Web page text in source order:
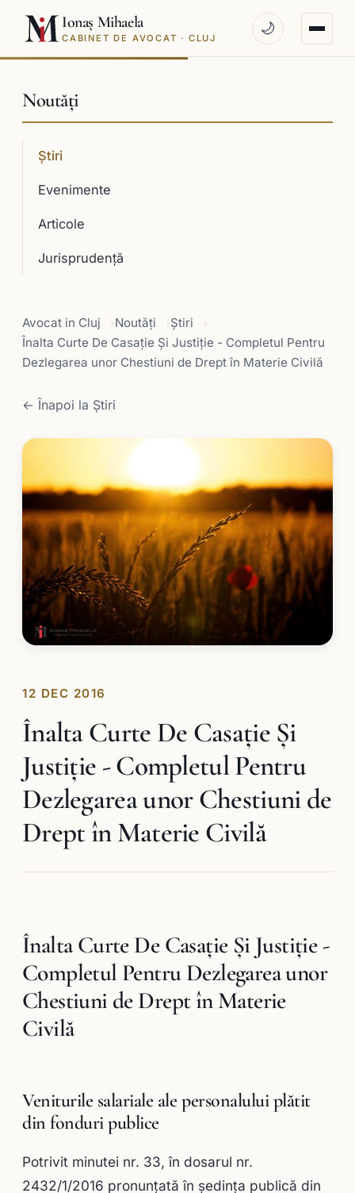
Ionaș Mihaela
CABINET DE AVOCAT · CLUJ
🌙
Noutăți
Știri
Evenimente
Articole
Jurisprudenţă
Avocat in Cluj Noutăți
Știri
Înalta Curte De Casaţie Şi Justiţie - Completul Pentru
Dezlegarea unor Chestiuni de Drept în Materie Civilă
← Înapoi la Știri
12 DEC 2016
Înalta Curte De Casaţie Şi
Justiţie - Completul Pentru
Dezlegarea unor Chestiuni de
Drept în Materie Civilă
Înalta Curte De Casaţie Şi Justiţie -
Completul Pentru Dezlegarea unor
Chestiuni de Drept în Materie
Civilă
Veniturile salariale ale personalului plătit
din fonduri publice
Potrivit minutei nr. 33, în dosarul nr.
2432/1/2016 pronunţată în şedinţa publică din